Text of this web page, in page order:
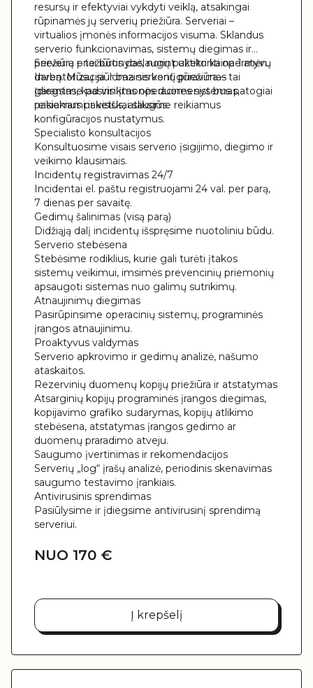
resursų ir efektyviai vykdyti veiklą, atsakingai
rūpinamės jų serverių priežiūra. Serveriai –
virtualios įmonės informacijos visuma. Sklandus
serverio funkcionavimas, sistemų diegimas ir
priežiūra – tai būtinybė, norint užtikrinti operatyvų
darbą. Mūsų siūloma serverių priežiūra – tai
garantas, kad visi įmonės duomenys bus patogiai
pasiekiami ir visiškai saugūs.
Serverių priežiūros paslaugų paketo kaina 1 mėn.
Inventorizacija ir bazinis konfigūravimas
Įdiegsime pasirinktas operacines sistemas,
reikiamus paketus, atliksime reikiamus
konfigūracijos nustatymus.
Specialisto konsultacijos
Konsultuosime visais serverio įsigijimo, diegimo ir
veikimo klausimais.
Incidentų registravimas 24/7
Incidentai el. paštu registruojami 24 val. per parą,
7 dienas per savaitę.
Gedimų šalinimas (visą parą)
Didžiąją dalį incidentų išspręsime nuotoliniu būdu.
Serverio stebėsena
Stebėsime rodiklius, kurie gali turėti įtakos
sistemų veikimui, imsimės prevencinių priemonių
apsaugoti sistemas nuo galimų sutrikimų.
Atnaujinimų diegimas
Pasirūpinsime operacinių sistemų, programinės
įrangos atnaujinimu.
Proaktyvus valdymas
Serverio apkrovimo ir gedimų analizė, našumo
ataskaitos.
Rezervinių duomenų kopijų priežiūra ir atstatymas
Atsarginių kopijų programinės įrangos diegimas,
kopijavimo grafiko sudarymas, kopijų atlikimo
stebėsena, atstatymas įrangos gedimo ar
duomenų praradimo atveju.
Saugumo įvertinimas ir rekomendacijos
Serverių „log“ įrašų analizė, periodinis skenavimas
saugumo testavimo įrankiais.
Antivirusinis sprendimas
Pasiūlysime ir įdiegsime antivirusinį sprendimą
serveriui.
NUO 170 €
Į krepšelį